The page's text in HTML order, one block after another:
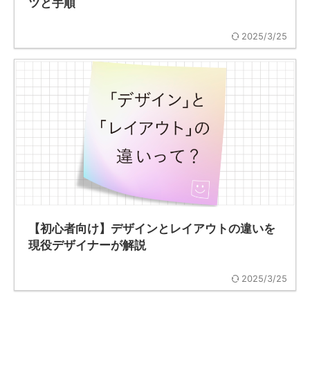
ツと手順
2025/3/25
【初心者向け】デザインとレイアウトの違いを
現役デザイナーが解説
2025/3/25